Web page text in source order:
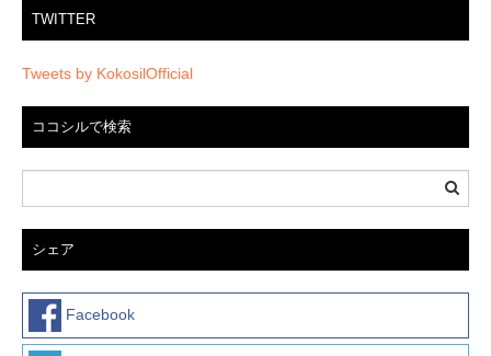
TWITTER
Tweets by KokosilOfficial
ココシルで検索
シェア
Facebook